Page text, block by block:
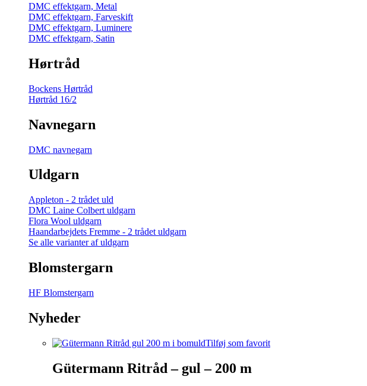
DMC effektgarn, Metal
DMC effektgarn, Farveskift
DMC effektgarn, Luminere
DMC effektgarn, Satin
Hørtråd
Bockens Hørtråd
Hørtråd 16/2
Navnegarn
DMC navnegarn
Uldgarn
Appleton - 2 trådet uld
DMC Laine Colbert uldgarn
Flora Wool uldgarn
Haandarbejdets Fremme - 2 trådet uldgarn
Se alle varianter af uldgarn
Blomstergarn
HF Blomstergarn
Nyheder
Tilføj som favorit
Gütermann Ritråd – gul – 200 m